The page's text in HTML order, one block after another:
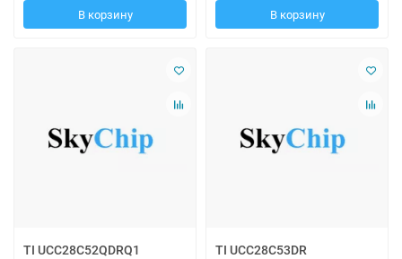
В корзину В корзину
TI UCC28C52QDRQ1 TI UCC28C53DR